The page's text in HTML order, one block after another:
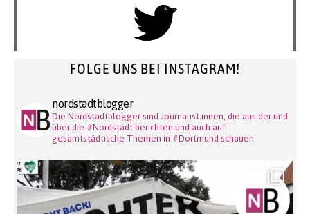
FOLGE UNS BEI INSTAGRAM!
nordstadtblogger
Die Nordstadtblogger sind Journalist:innen, die aus der und
über die #Nordstadt berichten und auch auf
gesamtstädtische Themen in #Dortmund schauen